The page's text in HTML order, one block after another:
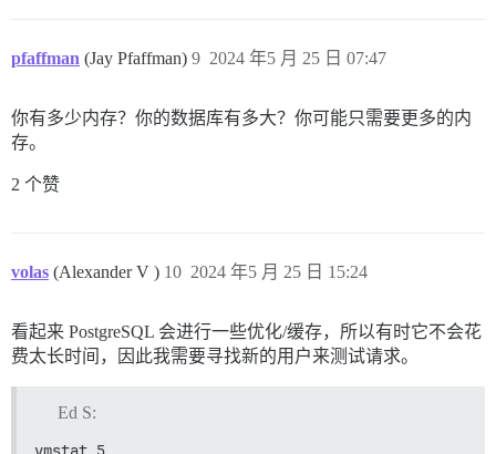
pfaffman (Jay Pfaffman) 2024 年5 月 25 日 07:47
9
你有多少内存？你的数据库有多大？你可能只需要更多的内
存。
2 个赞
volas (Alexander V ) 2024 年5 月 25 日 15:24
10
看起来 PostgreSQL 会进行一些优化/缓存，所以有时它不会花
费太长时间，因此我需要寻找新的用户来测试请求。
Ed S: